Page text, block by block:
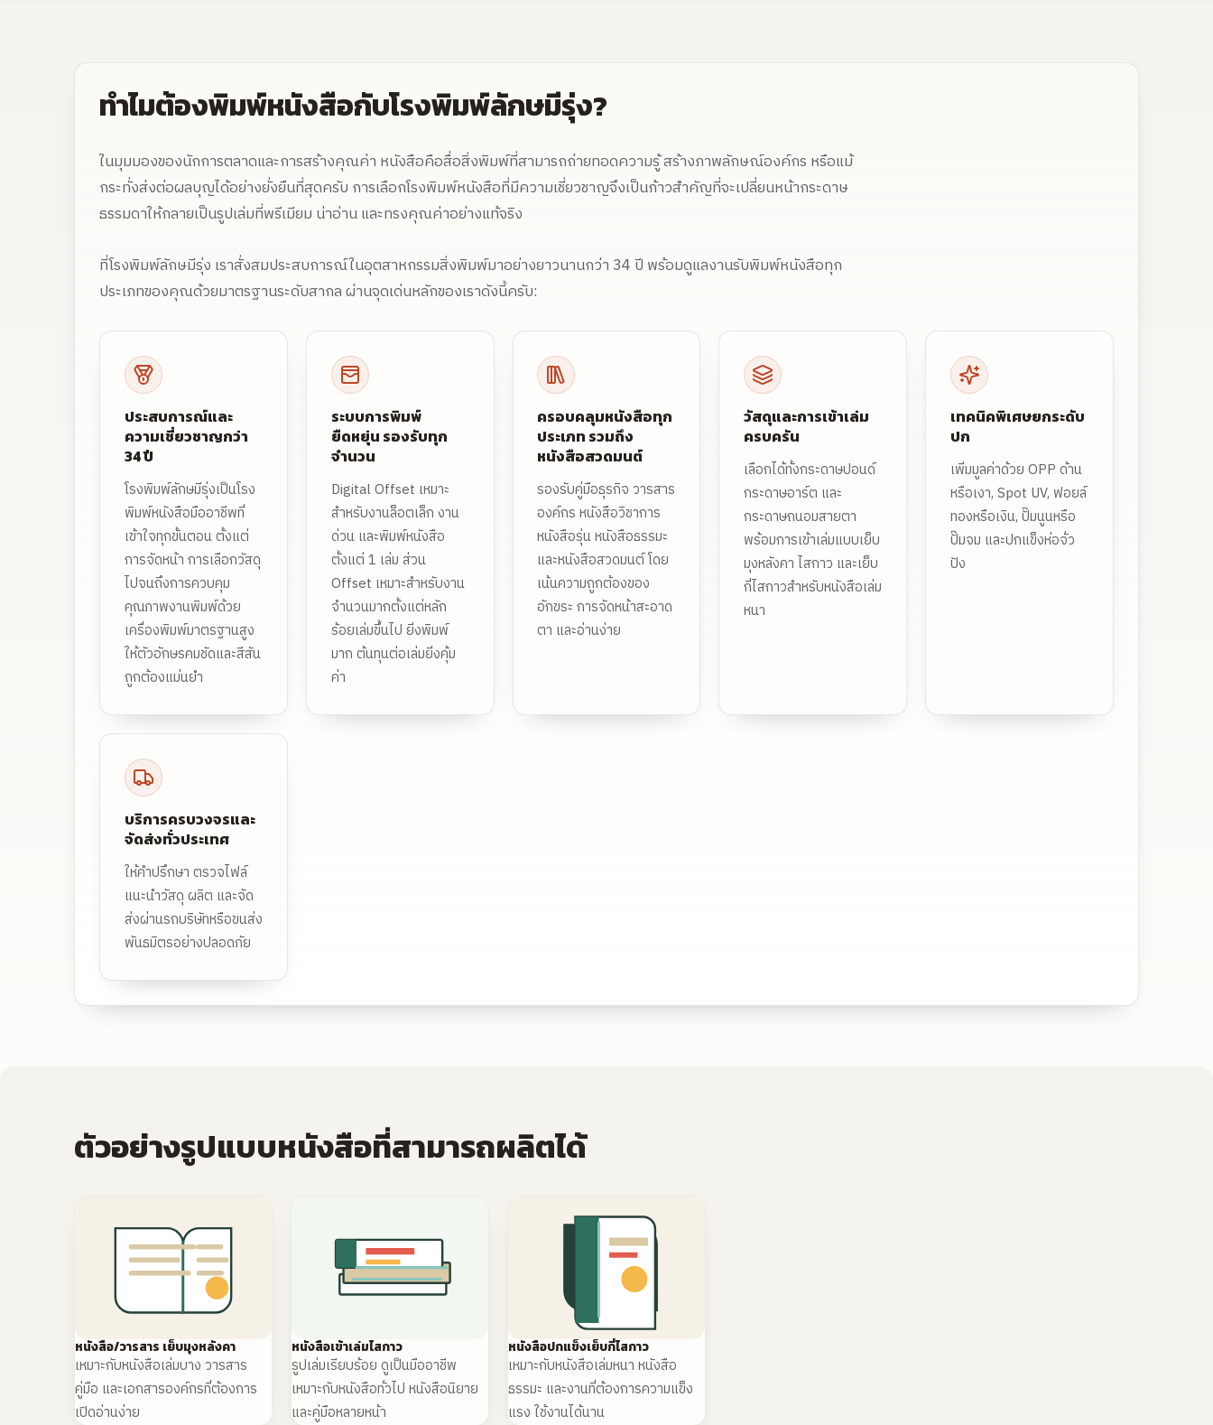
ทำไมต้องพิมพ์หนังสือกับโรงพิมพ์ลักษมีรุ่ง?
ในมุมมองของนักการตลาดและการสร้างคุณค่า หนังสือคือสื่อสิ่งพิมพ์ที่สามารถถ่ายทอดความรู้ สร้างภาพลักษณ์องค์กร หรือแม้
กระทั่งส่งต่อผลบุญได้อย่างยั่งยืนที่สุดครับ การเลือกโรงพิมพ์หนังสือที่มีความเชี่ยวชาญจึงเป็นก้าวสำคัญที่จะเปลี่ยนหน้ากระดาษ
ธรรมดาให้กลายเป็นรูปเล่มที่พรีเมียม น่าอ่าน และทรงคุณค่าอย่างแท้จริง
ที่โรงพิมพ์ลักษมีรุ่ง เราสั่งสมประสบการณ์ในอุตสาหกรรมสิ่งพิมพ์มาอย่างยาวนานกว่า 34 ปี พร้อมดูแลงานรับพิมพ์หนังสือทุก
ประเภทของคุณด้วยมาตรฐานระดับสากล ผ่านจุดเด่นหลักของเราดังนี้ครับ:
ประสบการณ์และ
ความเชี่ยวชาญกว่า
34 ปี
โรงพิมพ์ลักษมีรุ่งเป็นโรง
พิมพ์หนังสือมืออาชีพที่
เข้าใจทุกขั้นตอน ตั้งแต่
การจัดหน้า การเลือกวัสดุ
ไปจนถึงการควบคุม
คุณภาพงานพิมพ์ด้วย
เครื่องพิมพ์มาตรฐานสูง
ให้ตัวอักษรคมชัดและสีสัน
ถูกต้องแม่นยำ
ระบบการพิมพ์
ยืดหยุ่น รองรับทุก
จำนวน
Digital Offset เหมาะ
สำหรับงานล็อตเล็ก งาน
ด่วน และพิมพ์หนังสือ
ตั้งแต่ 1 เล่ม ส่วน
Offset เหมาะสำหรับงาน
จำนวนมากตั้งแต่หลัก
ร้อยเล่มขึ้นไป ยิ่งพิมพ์
มาก ต้นทุนต่อเล่มยิ่งคุ้ม
ค่า
ครอบคลุมหนังสือทุก
ประเภท รวมถึง
หนังสือสวดมนต์
รองรับคู่มือธุรกิจ วารสาร
องค์กร หนังสือวิชาการ
หนังสือรุ่น หนังสือธรรมะ
และหนังสือสวดมนต์ โดย
เน้นความถูกต้องของ
อักขระ การจัดหน้าสะอาด
ตา และอ่านง่าย
วัสดุและการเข้าเล่ม
ครบครัน
เลือกได้ทั้งกระดาษปอนด์
กระดาษอาร์ต และ
กระดาษถนอมสายตา
พร้อมการเข้าเล่มแบบเย็บ
มุงหลังคา ไสกาว และเย็บ
กี่ไสกาวสำหรับหนังสือเล่ม
หนา
เทคนิคพิเศษยกระดับ
ปก
เพิ่มมูลค่าด้วย OPP ด้าน
หรือเงา, Spot UV, ฟอยล์
ทองหรือเงิน, ปั๊มนูนหรือ
ปั๊มจม และปกแข็งห่อจั่ว
ปัง
บริการครบวงจรและ
จัดส่งทั่วประเทศ
ให้คำปรึกษา ตรวจไฟล์
แนะนำวัสดุ ผลิต และจัด
ส่งผ่านรถบริษัทหรือขนส่ง
พันธมิตรอย่างปลอดภัย
ตัวอย่างรูปแบบหนังสือที่สามารถผลิตได้
หนังสือ/วารสาร เย็บมุงหลังคา
เหมาะกับหนังสือเล่มบาง วารสาร
คู่มือ และเอกสารองค์กรที่ต้องการ
เปิดอ่านง่าย
หนังสือเข้าเล่มไสกาว
รูปเล่มเรียบร้อย ดูเป็นมืออาชีพ
เหมาะกับหนังสือทั่วไป หนังสือนิยาย
และคู่มือหลายหน้า
หนังสือปกแข็งเย็บกี่ไสกาว
เหมาะกับหนังสือเล่มหนา หนังสือ
ธรรมะ และงานที่ต้องการความแข็ง
แรง ใช้งานได้นาน